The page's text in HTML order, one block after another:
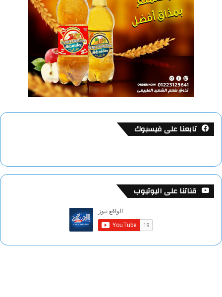
تابعنا على فيسبوك
قناتنا على اليوتيوب